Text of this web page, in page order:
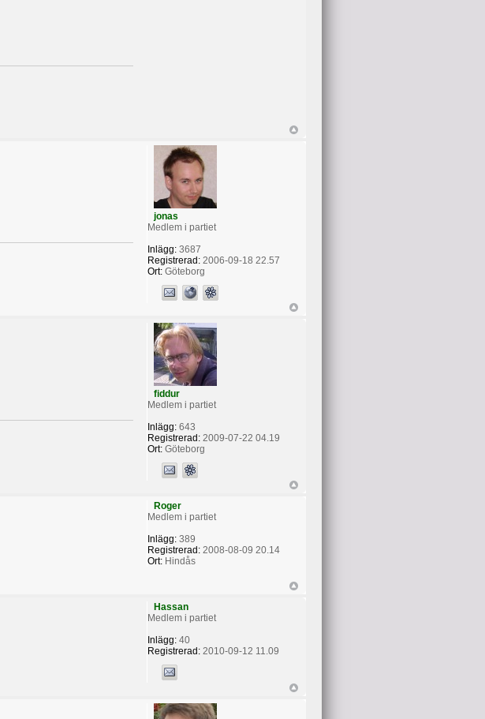
jonas
Medlem i partiet
Inlägg:3687
Registrerad:2006-09-18 22.57
Ort:Göteborg
fiddur
Medlem i partiet
Inlägg:643
Registrerad:2009-07-22 04.19
Ort:Göteborg
Roger
Medlem i partiet
Inlägg:389
Registrerad:2008-08-09 20.14
Ort:Hindås
Hassan
Medlem i partiet
Inlägg:40
Registrerad:2010-09-12 11.09